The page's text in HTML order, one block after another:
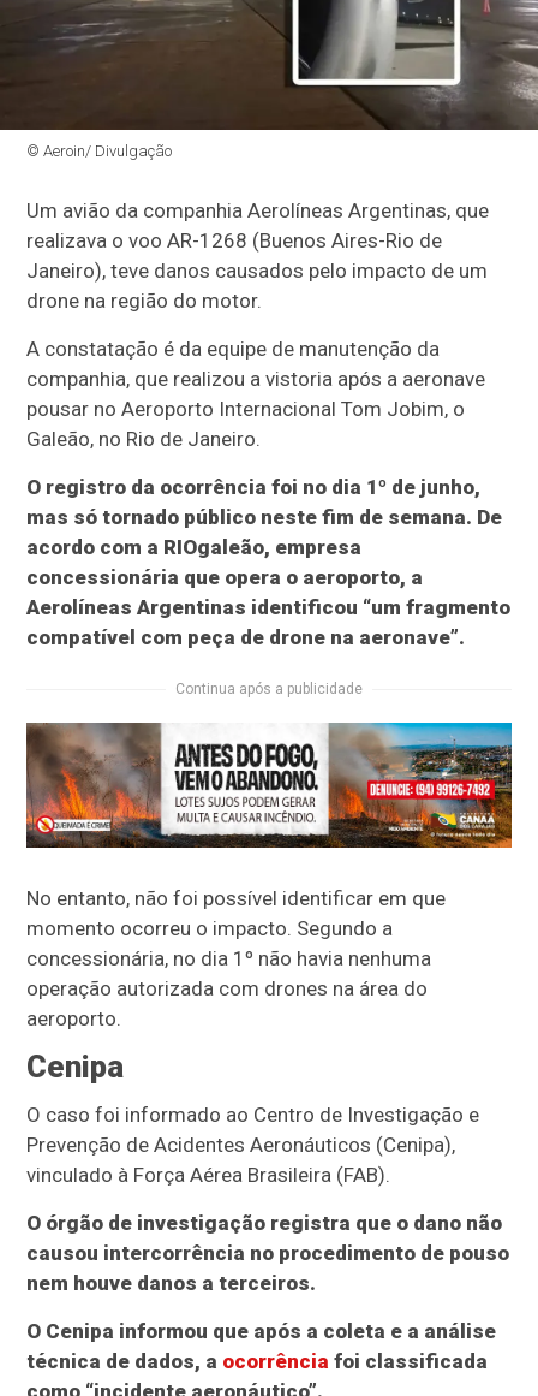
© Aeroin/ Divulgação
Um avião da companhia Aerolíneas Argentinas, que
realizava o voo AR-1268 (Buenos Aires-Rio de
Janeiro), teve danos causados pelo impacto de um
drone na região do motor.
A constatação é da equipe de manutenção da
companhia, que realizou a vistoria após a aeronave
pousar no Aeroporto Internacional Tom Jobim, o
Galeão, no Rio de Janeiro.
O registro da ocorrência foi no dia 1º de junho,
mas só tornado público neste fim de semana. De
acordo com a RIOgaleão, empresa
concessionária que opera o aeroporto, a
Aerolíneas Argentinas identificou “um fragmento
compatível com peça de drone na aeronave”.
Continua após a publicidade
No entanto, não foi possível identificar em que
momento ocorreu o impacto. Segundo a
concessionária, no dia 1º não havia nenhuma
operação autorizada com drones na área do
aeroporto.
Cenipa
O caso foi informado ao Centro de Investigação e
Prevenção de Acidentes Aeronáuticos (Cenipa),
vinculado à Força Aérea Brasileira (FAB).
O órgão de investigação registra que o dano não
causou intercorrência no procedimento de pouso
nem houve danos a terceiros.
O Cenipa informou que após a coleta e a análise
técnica de dados, a ocorrência foi classificada